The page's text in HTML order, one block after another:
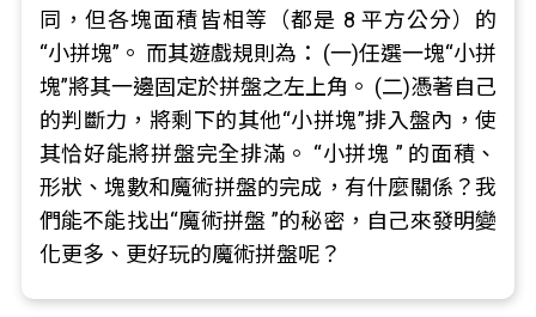
同，但各塊面積皆相等（都是 8 平方公分）的
“小拼塊”。 而其遊戲規則為： (一)任選一塊“小拼
塊”將其一邊固定於拼盤之左上角。 (二)憑著自己
的判斷力，將剩下的其他“小拼塊”排入盤內，使
其恰好能將拼盤完全排滿。 “小拼塊 ” 的面積、
形狀、塊數和魔術拼盤的完成，有什麼關係？我
們能不能找出“魔術拼盤 ”的秘密，自己來發明變
化更多、更好玩的魔術拼盤呢？